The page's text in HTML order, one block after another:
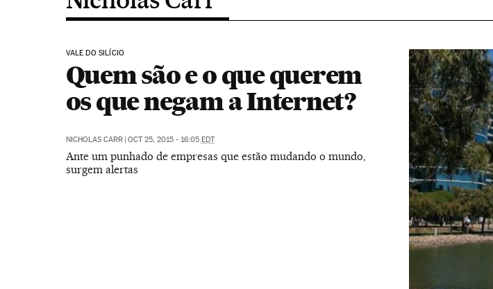
VALE DO SILÍCIO
Quem são e o que querem
os que negam a Internet?
NICHOLAS CARR | OCT 25, 2015 - 16:05 EDT
Ante um punhado de empresas que estão mudando o mundo,
surgem alertas